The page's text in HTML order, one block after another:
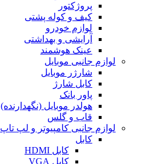
پروژکتور
کیف و کوله پشتی
لوازم خودرو
آرایشی و بهداشتی
عینک هوشمند
لوازم جانبی موبایل
شارژر موبایل
کابل شارژ
پاور بانک
هولدر موبایل (نگهدارنده)
قاب و گلس
لوازم جانبی کامپیوتر و لپ تاپ
کابل
کابل HDMI
کابل VGA